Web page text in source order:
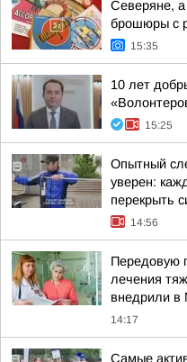
Северяне, а
брошюры с
15:35
10 лет
15:25
Опытный
уверен:
перекрыть
14:56
Передовую
лечения
внедрили в
14:17
Самые